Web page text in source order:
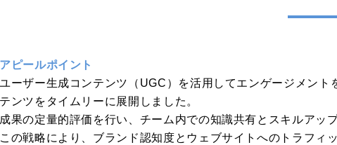
アピールポイント
ユーザー生成コンテンツ（UGC）を活用してエンゲージメン
テンツをタイムリーに展開しました。
成果の定量的評価を行い、チーム内での知識共有とスキルアッ
この戦略により、ブランド認知度とウェブサイトへのトラフィ